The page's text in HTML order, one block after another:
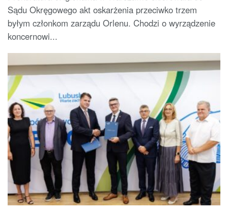
Sądu Okręgowego akt oskarżenia przeciwko trzem
byłym członkom zarządu Orlenu. Chodzi o wyrządzenie
koncernowi...